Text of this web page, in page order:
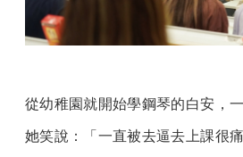
從幼稚園就開始學鋼琴的白安，
她笑說：「一直被去逼去上課很